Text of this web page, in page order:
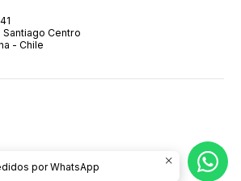
Centro
- Chile
Desarrollado por Jumpseller
por WhatsApp